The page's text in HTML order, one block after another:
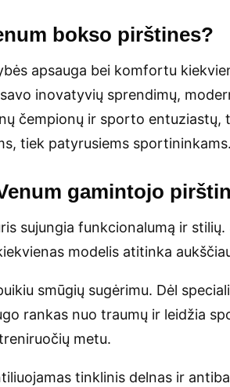
bokso pirštines?
apsauga bei komfortu
inovatyvių sprendimų,
čempionų ir sporto entuziastų,
tiek patyrusiems sportininkams.
gamintojo
sujungia funkcionalumą ir
modelis atitinka
smūgių sugėrimu. Dėl
rankas nuo traumų ir leidžia
metu.
tinklinis delnas ir